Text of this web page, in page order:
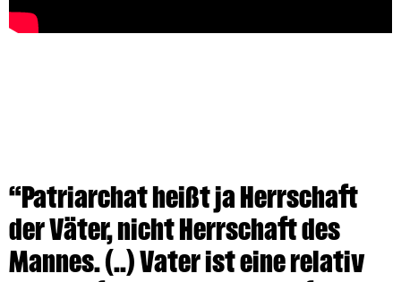
“Patriarchat heißt ja Herrschaft
der Väter, nicht Herrschaft des
Mannes. (..) Vater ist eine relativ